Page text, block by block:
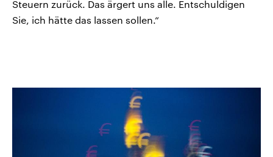
Steuern zurück. Das ärgert uns alle. Entschuldigen
Sie, ich hätte das lassen sollen.“